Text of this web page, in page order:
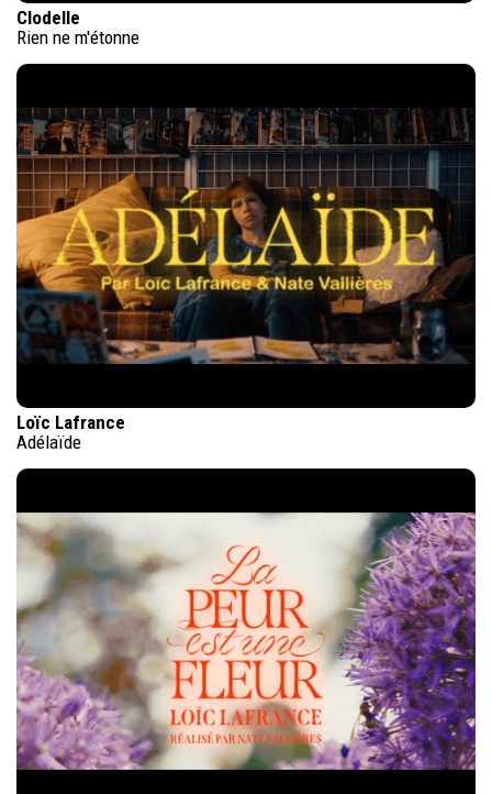
Clodelle
Rien ne m'étonne
Loïc Lafrance
Adélaïde